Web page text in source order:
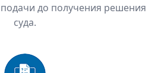
до получения решения
суда.